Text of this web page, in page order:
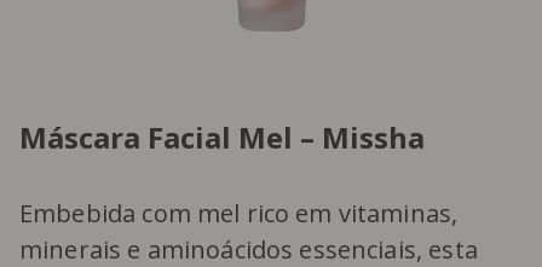
Máscara Facial Mel – Missha
Embebida com mel rico em vitaminas,
minerais e aminoácidos essenciais, esta